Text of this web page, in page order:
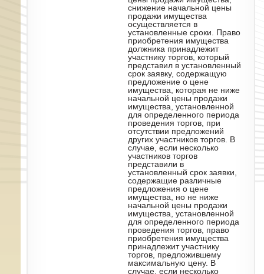
снижение начальной цены
продажи имущества
осуществляется в
установленные сроки. Право
приобретения имущества
должника принадлежит
участнику торгов, который
представил в установленный
срок заявку, содержащую
предложение о цене
имущества, которая не ниже
начальной цены продажи
имущества, установленной
для определенного периода
проведения торгов, при
отсутствии предложений
других участников торгов. В
случае, если несколько
участников торгов
представили в
установленный срок заявки,
содержащие различные
предложения о цене
имущества, но не ниже
начальной цены продажи
имущества, установленной
для определенного периода
проведения торгов, право
приобретения имущества
принадлежит участнику
торгов, предложившему
максимальную цену. В
случае, если несколько